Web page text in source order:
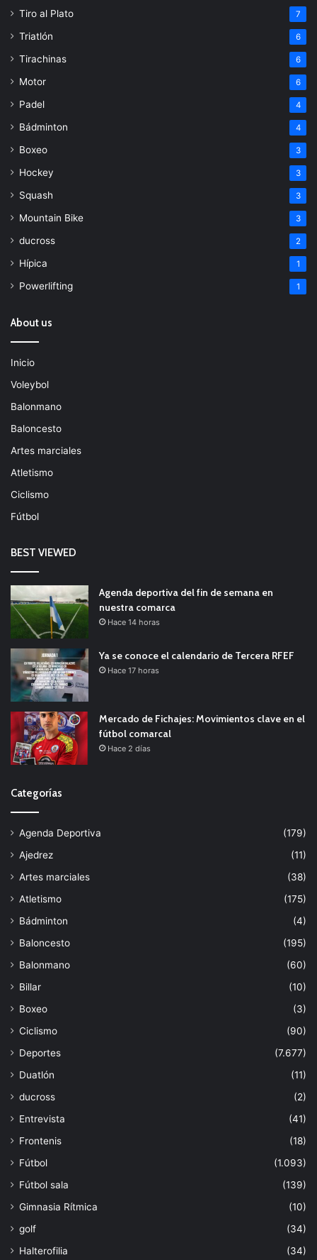
Tiro al Plato 7
Triatlón 6
Tirachinas 6
Motor 6
Padel 4
Bádminton 4
Boxeo 3
Hockey 3
Squash 3
Mountain Bike 3
ducross 2
Hípica 1
Powerlifting 1
About us
Inicio
Voleybol
Balonmano
Baloncesto
Artes marciales
Atletismo
Ciclismo
Fútbol
BEST VIEWED
Agenda deportiva del fin de semana en
nuestra comarca
Hace 14 horas
Ya se conoce el calendario de Tercera RFEF
Hace 17 horas
Mercado de Fichajes: Movimientos clave en el
fútbol comarcal
Hace 2 días
Categorías
Agenda Deportiva
(179)
Ajedrez
(11)
Artes marciales
(38)
Atletismo
(175)
Bádminton
(4)
Baloncesto
(195)
Balonmano
(60)
Billar
(10)
Boxeo
(3)
Ciclismo
(90)
Deportes
(7.677)
Duatlón
(11)
ducross
(2)
Entrevista
(41)
Frontenis
(18)
Fútbol
(1.093)
Fútbol sala
(139)
Gimnasia Rítmica
(10)
golf
(34)
Halterofilia
(34)